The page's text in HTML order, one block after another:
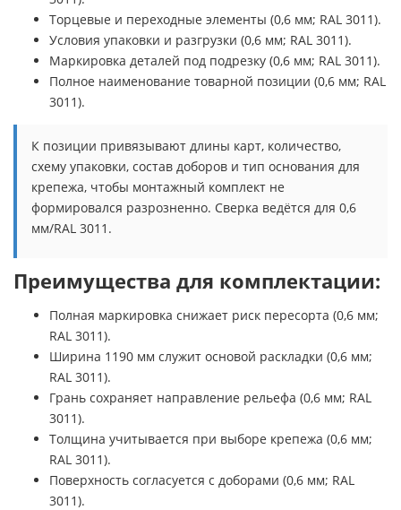
Торцевые и переходные элементы (0,6 мм; RAL 3011).
Условия упаковки и разгрузки (0,6 мм; RAL 3011).
Маркировка деталей под подрезку (0,6 мм; RAL 3011).
Полное наименование товарной позиции (0,6 мм; RAL
3011).
К позиции привязывают длины карт, количество,
схему упаковки, состав доборов и тип основания для
крепежа, чтобы монтажный комплект не
формировался разрозненно. Сверка ведётся для 0,6
мм/RAL 3011.
Преимущества для комплектации:
Полная маркировка снижает риск пересорта (0,6 мм;
RAL 3011).
Ширина 1190 мм служит основой раскладки (0,6 мм;
RAL 3011).
Грань сохраняет направление рельефа (0,6 мм; RAL
3011).
Толщина учитывается при выборе крепежа (0,6 мм;
RAL 3011).
Поверхность согласуется с доборами (0,6 мм; RAL
3011).